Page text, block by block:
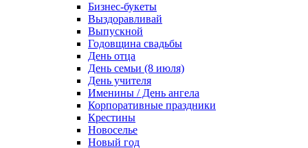
Бизнес-букеты
Выздоравливай
Выпускной
Годовщина свадьбы
День отца
День семьи (8 июля)
День учителя
Именины / День ангела
Корпоративные праздники
Крестины
Новоселье
Новый год